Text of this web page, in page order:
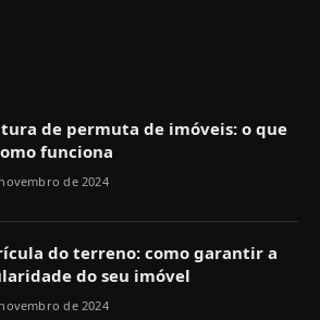
de permuta de imóveis: o que
funciona
de 2024
do terreno: como garantir a
do seu imóvel
de 2024